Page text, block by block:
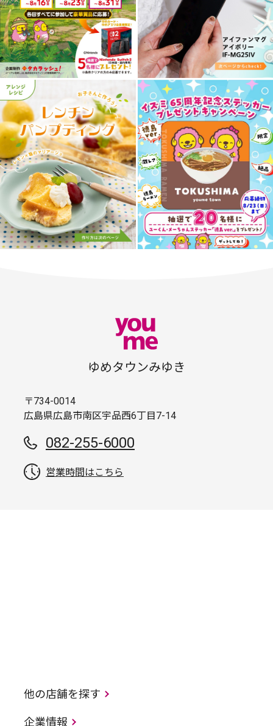
ゆめタウンみゆき
〒734-0014
広島県広島市南区宇品西6丁目7-14
082-255-6000
営業時間はこちら
他の店舗を探す
企業情報